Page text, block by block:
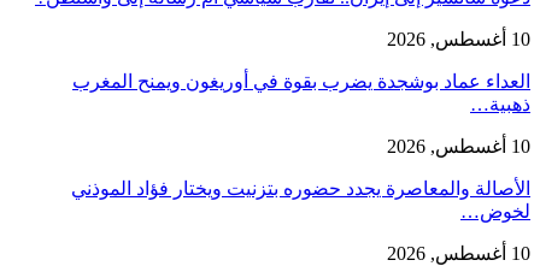
10 أغسطس, 2026
العداء عماد بوشجدة يضرب بقوة في أوريغون ويمنح المغرب
ذهبية…
10 أغسطس, 2026
الأصالة والمعاصرة يجدد حضوره بتزنيت ويختار فؤاد الموذني
لخوض…
10 أغسطس, 2026